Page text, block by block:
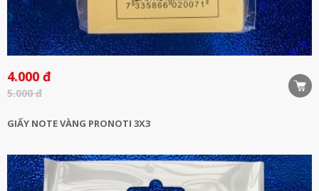
4.000 đ
5.000 đ
GIẤY NOTE VÀNG PRONOTI 3X3